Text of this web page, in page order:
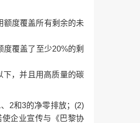
额度覆盖所有剩余的未
覆盖了至少20%的剩
下，并且用高质量的碳
2和3的净零排放；(2)
企业宣传与《巴黎协